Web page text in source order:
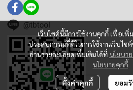
เว็บไซต์นี้มีการใช้งานคุกกี้ เพื่อเ
ประสบการณ์ที่ดีในการใช้งานเว็บไซ
อ่านรายละเอียดเพิ่มเติมได้ที่ นโยบา
นโยบายคุกกี้
ตั้งค่าคุกกี้ ยอม
@tbtool